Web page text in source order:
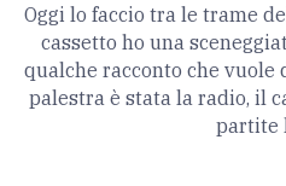
Oggi lo faccio tra le trame
cassetto ho una
qualche racconto che
palestra è stata la radio, il
partite